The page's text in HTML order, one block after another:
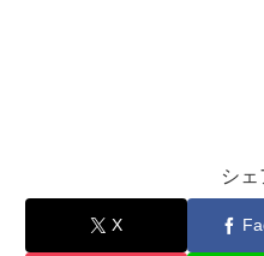
シェ
X